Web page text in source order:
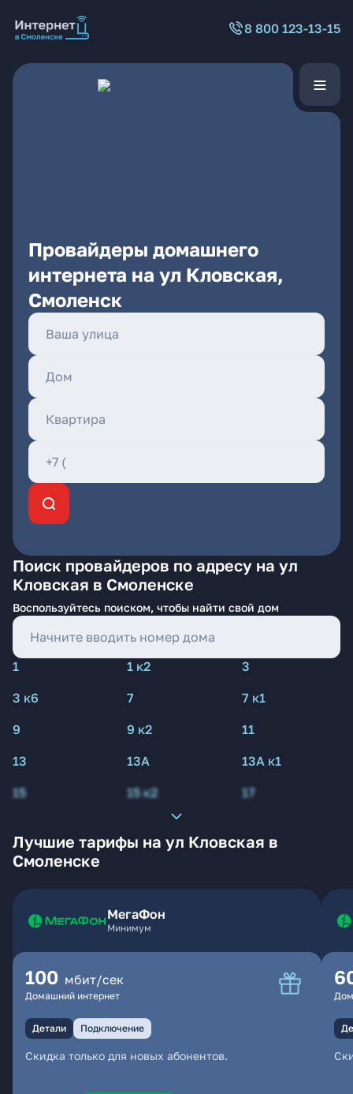
8 800 123-13-15
Провайдеры домашнего
интернета на ул Кловская,
Смоленск
Поиск провайдеров по адресу на ул
Кловская в Смоленске
Воспользуйтесь поиском, чтобы найти свой дом
1 1 к2
3
3 к6
7
7 к1
9
9 к2
11
13
13А
13А к1
15
15 к2 17
Лучшие тарифы на ул Кловская в
Смоленске
МегаФон
Минимум
100 мбит/сек
Домашний интернет
Детали Подключение
Скидка только для новых абонентов.